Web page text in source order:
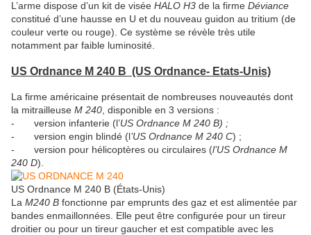
L’arme dispose d’un kit de visée HALO H3 de la firme Déviance
constitué d’une hausse en U et du nouveau guidon au tritium (de
couleur verte ou rouge). Ce système se révèle très utile
notamment par faible luminosité.
US Ordnance M 240 B (US Ordnance- Etats-Unis)
La firme américaine présentait de nombreuses nouveautés dont
la mitrailleuse M 240 , disponible en 3 versions :
- version infanterie (l’US Ordnance M 240 B) ;
- version engin blindé (l’US Ordnance M 240 C) ;
- version pour hélicoptères ou circulaires (l’US Ordnance M
240 D).
US Ordnance M 240 B (États-Unis)
La M240 B fonctionne par emprunts des gaz et est alimentée par
bandes enmaillonnées. Elle peut être configurée pour un tireur
droitier ou pour un tireur gaucher et est compatible avec les